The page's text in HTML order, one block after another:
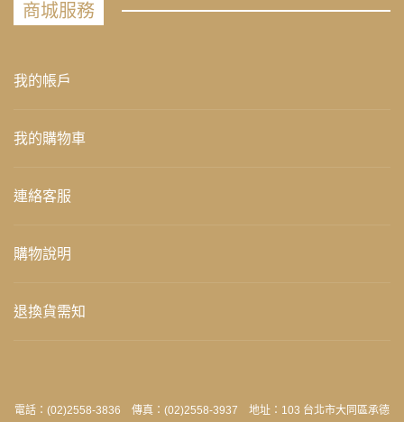
商城服務
我的帳戶
我的購物車
連絡客服
購物說明
退換貨需知
電話：(02)2558-3836 傳真：(02)2558-3937 地址：103 台北市大同區承德